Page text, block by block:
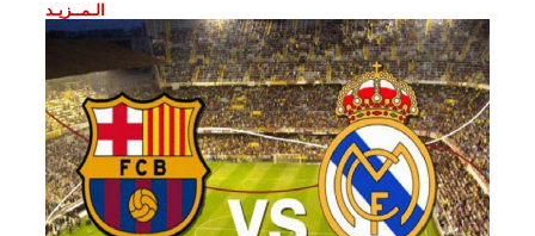
الـمــزيـد